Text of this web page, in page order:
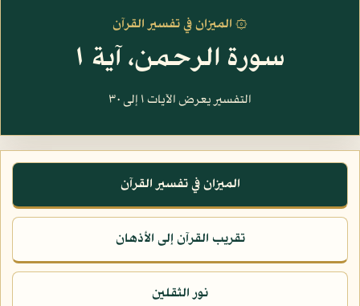
۞ الميزان في تفسير القرآن
سورة الرحمن، آية ١
التفسير يعرض الآيات ١ إلى ٣٠
الميزان في تفسير القرآن
تقريب القرآن إلى الأذهان
نور الثقلين